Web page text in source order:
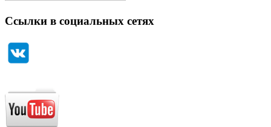
Ссылки в социальных сетях